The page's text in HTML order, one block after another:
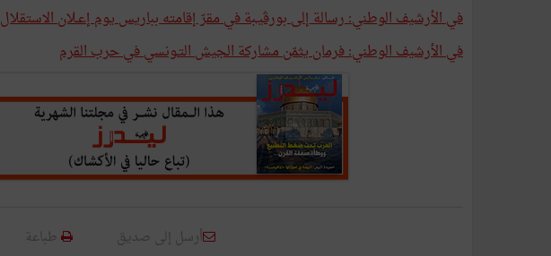
في الأرشيف الوطني: رسالة إلى بورڤيـبة في مقرّ إقامته بباريس يوم إعـلان الاستقلال
في الأرشيف الوطني: فرمان يثمّن مشاركة الجيش التـونسي في حرب القرم
أرسل إلى صديق طباعة